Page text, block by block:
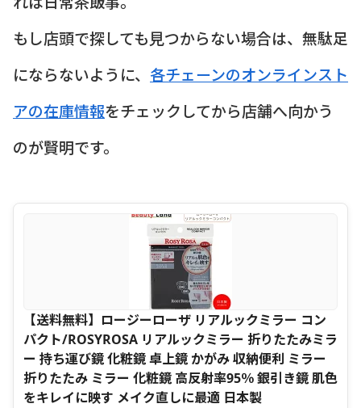
もし店頭で探しても見つからない場合は、無駄足
にならないように、 各チェーンのオンラインスト
アの在庫情報をチェックしてから店舗へ向かう
のが賢明です。
【送料無料】ロージーローザ リアルックミラー コン
パクト/ROSYROSA リアルックミラー 折りたたみミラ
ー 持ち運び鏡 化粧鏡 卓上鏡 かがみ 収納便利 ミラー
折りたたみ ミラー 化粧鏡 高反射率95％ 銀引き鏡 肌色
をキレイに映す メイク直しに最適 日本製